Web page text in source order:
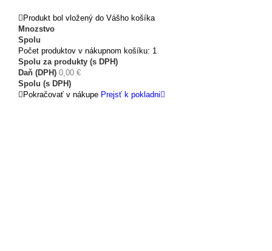
Produkt bol vložený do Vášho košíka
Mnozstvo
Spolu
Počet produktov v nákupnom košíku: 1
Spolu za produkty (s DPH)
Daň (DPH) 0,00 €
Spolu (s DPH)
Pokračovať v nákupe Prejsť k pokladni